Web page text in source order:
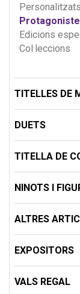
Personalitzats
Edicions
Col·leccions
TITELLES DE
DUETS
TITELLA DE
NINOTS I
ALTRES
EXPOSITORS
VALS REGAL